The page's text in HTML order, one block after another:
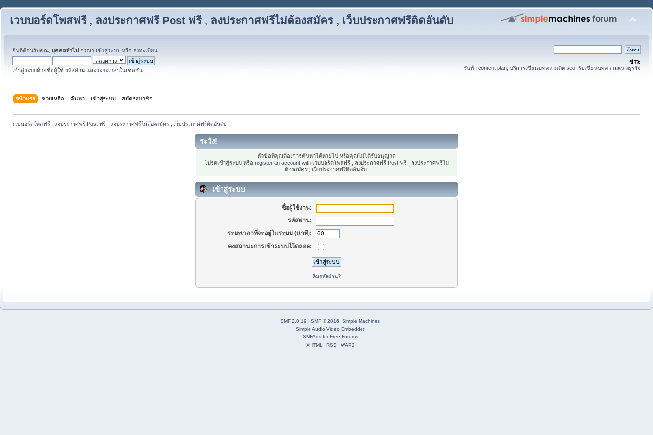
เวบบอร์ดโพสฟรี , ลงประกาศฟรี Post ฟรี , ลงประกาศฟรีไม่ต้องสมัคร , เว็บประกาศฟรีติดอันดับ
ยินดีต้อนรับคุณ, บุคคลทั่วไป กรุณา เข้าสู่ระบบ หรือ ลงทะเบียน
เข้าสู่ระบบด้วยชื่อผู้ใช้ รหัสผ่าน และระยะเวลาในเซสชั่น
ข่าว:
รับทำ content plan, บริการเขียนบทความติด seo, รับเขียนบทความแนวธุรกิจ
หน้าแรก ช่วยเหลือ ค้นหา เข้าสู่ระบบ สมัครสมาชิก
เวบบอร์ดโพสฟรี , ลงประกาศฟรี Post ฟรี , ลงประกาศฟรีไม่ต้องสมัคร , เว็บประกาศฟรีติดอันดับ
ระวัง!
หัวข้อที่คุณต้องการค้นหาได้หายไป หรือคุณไม่ได้รับอนุญาต
โปรดเข้าสู่ระบบ หรือ register an accountwith เวบบอร์ดโพสฟรี , ลงประกาศฟรี Post ฟรี , ลงประกาศฟรีไม่
ต้องสมัคร , เว็บประกาศฟรีติดอันดับ.
เข้าสู่ระบบ
ชื่อผู้ใช้งาน:
รหัสผ่าน:
ระยะเวลาที่จะอยู่ในระบบ (นาที):
คงสถานะการเข้าระบบไว้ตลอด:
ลืมรหัสผ่าน?
SMF 2.0.19 | SMF © 2016
Simple Machines
Simple Audio Video Embedder
SMFAdsforFree Forums
XHTML
RSS WAP2